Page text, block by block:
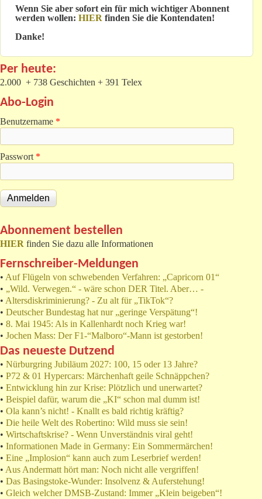
Wenn Sie aber sofort ein für mich wichtiger Abonnent
werden wollen: HIER finden Sie die Kontendaten!
Danke!
Per heute:
2.000 + 738 Geschichten + 391 Telex
Abo-Login
Benutzername *
Passwort *
Abonnement bestellen
HIER finden Sie dazu alle Informationen
Fernschreiber-Meldungen
• Auf Flügeln von schwebenden Verfahren: „Capricorn 01“
• „Wild. Verwegen.“ - wäre schon DER Titel. Aber… -
• Altersdiskriminierung? - Zu alt für „TikTok“?
• Deutscher Bundestag hat nur „geringe Verspätung“!
• 8. Mai 1945: Als in Kallenhardt noch Krieg war!
• Jochen Mass: Der F1-“Malboro“-Mann ist gestorben!
Das neueste Dutzend
• Nürburgring Jubiläum 2027: 100, 15 oder 13 Jahre?
• P72 & 01 Hypercars: Märchenhaft geile Schnäppchen?
• Entwicklung hin zur Krise: Plötzlich und unerwartet?
• Beispiel dafür, warum die „KI“ schon mal dumm ist!
• Ola kann’s nicht! - Knallt es bald richtig kräftig?
• Die heile Welt des Robertino: Wild muss sie sein!
• Wirtschaftskrise? - Wenn Unverständnis viral geht!
• Informationen Made in Germany: Ein Sommermärchen!
• Eine „Implosion“ kann auch zum Leserbrief werden!
• Aus Andermatt hört man: Noch nicht alle vergriffen!
• Das Basingstoke-Wunder: Insolvenz & Auferstehung!
• Gleich welcher DMSB-Zustand: Immer „Klein beigeben“!